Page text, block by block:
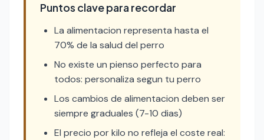
Puntos clave para recordar
La alimentacion representa hasta el
70% de la salud del perro
No existe un pienso perfecto para
todos: personaliza segun tu perro
Los cambios de alimentacion deben ser
siempre graduales (7-10 dias)
El precio por kilo no refleja el coste real: